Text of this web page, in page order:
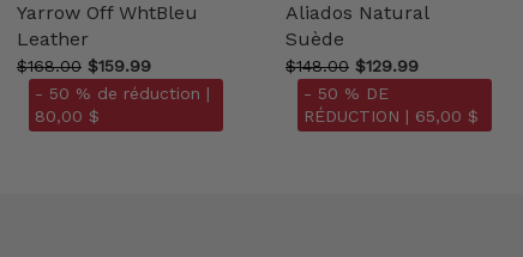
Yarrow Off WhtBleu
Leather
$168.00 $159.99
- 50 % de réduction |
80,00 $
Aliados Natural
Suède
$148.00 $129.99
- 50 % DE
RÉDUCTION | 65,00 $